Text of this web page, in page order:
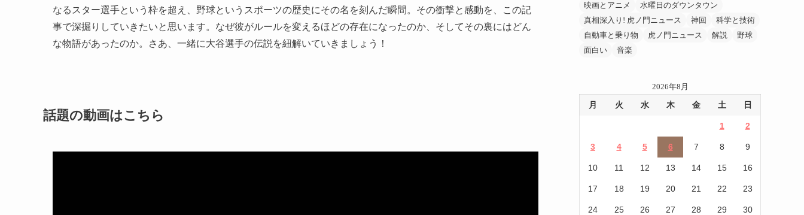
なるスター選手という枠を超え、野球というスポーツの歴史にその名を刻んだ瞬間。その衝撃と感動を、この記
事で深掘りしていきたいと思います。なぜ彼がルールを変えるほどの存在になったのか、そしてその裏にはどん
な物語があったのか。さあ、一緒に大谷選手の伝説を紐解いていきましょう！
話題の動画はこちら
映画とアニメ
水曜日のダウンタウン
真相深入り! 虎ノ門ニュース
神回
科学と技術
自動車と乗り物
虎ノ門ニュース 解説
野球
面白い
音楽
2026年8月
月 火 水 木 金 土 日
1 2
3 4 5 6 7 8 9
10 11 12 13 14 15 16
17 18 19 20 21 22 23
24 25 26 27 28 29 30